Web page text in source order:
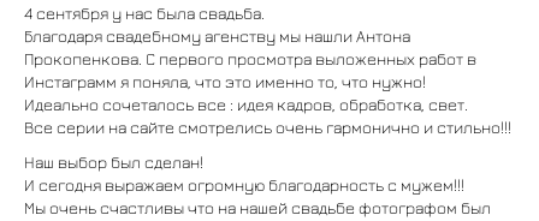
4 сентября у нас была свадьба.
Благодаря свадебному агенству мы нашли Антона
Прокопенкова. С первого просмотра выложенных работ в
Инстаграмм я поняла, что это именно то, что нужно!
Идеально сочеталось все : идея кадров, обработка, свет.
Все серии на сайте смотрелись очень гармонично и стильно!!!
Наш выбор был сделан!
И сегодня выражаем огромную благодарность с мужем!!!
Мы очень счастливы что на нашей свадьбе фотографом был